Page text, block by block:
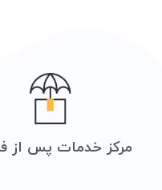
مرکز خدمات پس از